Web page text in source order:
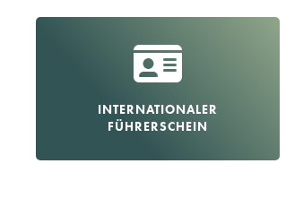
INTERNATIONALER
FÜHRERSCHEIN